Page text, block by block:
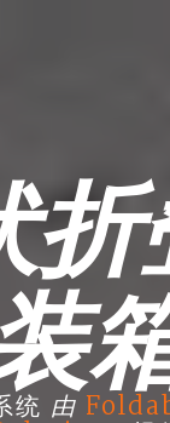
统 由